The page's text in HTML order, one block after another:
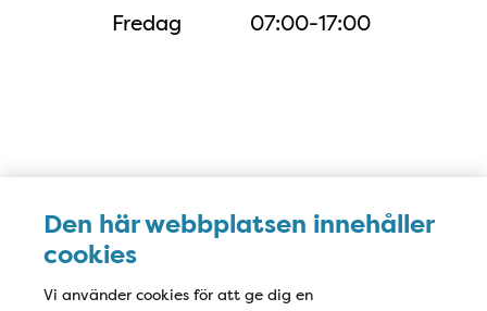
Den här webbplatsen innehåller
cookies
Vi använder cookies för att ge dig en
Fredag
07:00-17:00
Karta